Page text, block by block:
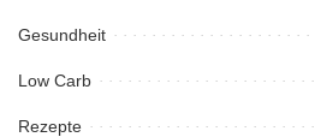
Gesundheit
Low Carb
Rezepte